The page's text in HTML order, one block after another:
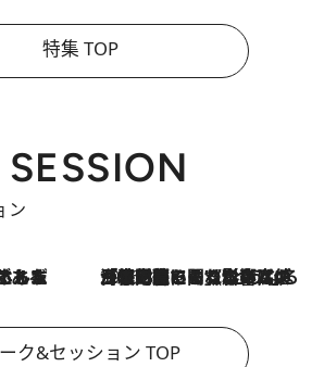
特集 TOP
ン
2026.8.3
「住宅建てられない…」「サーチャージ料の高値が続いている」ホルムズ海峡封鎖による影響はいつまで続く？《エネルギー専門家に聞く“どうなる日本の暮らし”》
ク&セッション TOP